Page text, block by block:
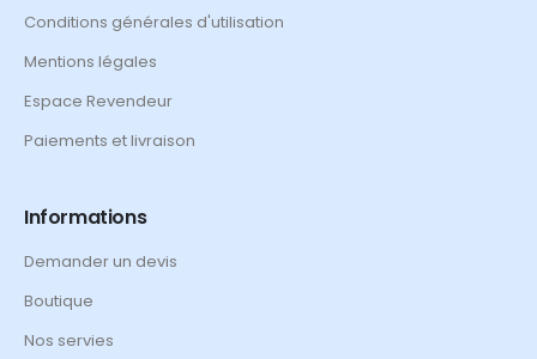
Conditions générales d'utilisation
Mentions légales
Espace Revendeur
Paiements et livraison
Informations
Demander un devis
Boutique
Nos servies